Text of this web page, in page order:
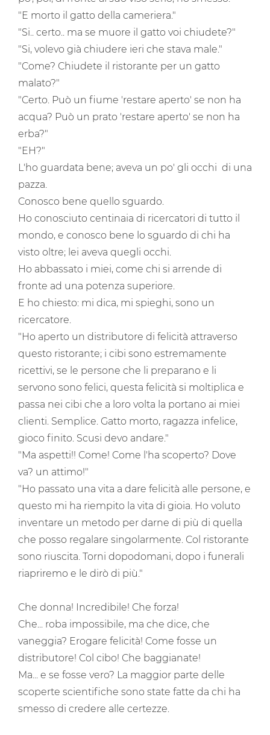
"E morto il gatto della cameriera."
"Si.. certo.. ma se muore il gatto voi chiudete?"
"Si, volevo già chiudere ieri che stava male."
"Come? Chiudete il ristorante per un gatto
malato?"
"Certo. Può un fiume 'restare aperto' se non ha
acqua? Può un prato 'restare aperto' se non ha
erba?"
"EH?"
L'ho guardata bene; aveva un po' gli occhi di una
pazza.
Conosco bene quello sguardo.
Ho conosciuto centinaia di ricercatori di tutto il
mondo, e conosco bene lo sguardo di chi ha
visto oltre; lei aveva quegli occhi.
Ho abbassato i miei, come chi si arrende di
fronte ad una potenza superiore.
E ho chiesto: mi dica, mi spieghi, sono un
ricercatore.
"Ho aperto un distributore di felicità attraverso
questo ristorante; i cibi sono estremamente
ricettivi, se le persone che li preparano e li
servono sono felici, questa felicità si moltiplica e
passa nei cibi che a loro volta la portano ai miei
clienti. Semplice. Gatto morto, ragazza infelice,
gioco finito. Scusi devo andare."
"Ma aspetti!! Come! Come l'ha scoperto? Dove
va? un attimo!"
"Ho passato una vita a dare felicità alle persone, e
questo mi ha riempito la vita di gioia. Ho voluto
inventare un metodo per darne di più di quella
che posso regalare singolarmente. Col ristorante
sono riuscita. Torni dopodomani, dopo i funerali
riapriremo e le dirò di più."
Che donna! Incredibile! Che forza!
Che... roba impossibile, ma che dice, che
vaneggia? Erogare felicità! Come fosse un
distributore! Col cibo! Che baggianate!
Ma... e se fosse vero? La maggior parte delle
scoperte scientifiche sono state fatte da chi ha
smesso di credere alle certezze.